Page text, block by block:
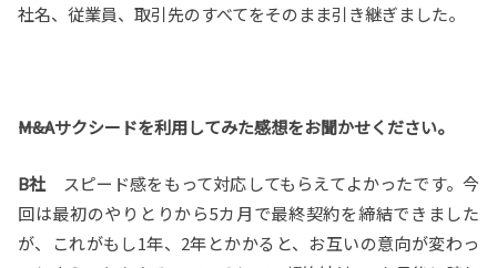
社名、従業員、取引先のすべてをそのまま引き継ぎました。
――M&Aサクシードを利用してみた感想をお聞かせください。
B社
スピード感をもって対応してもらえてよかったです。今
回は最初のやりとりから5カ月で最終契約を締結できました
が、これがもし1年、2年とかかると、お互いの意向が変わっ